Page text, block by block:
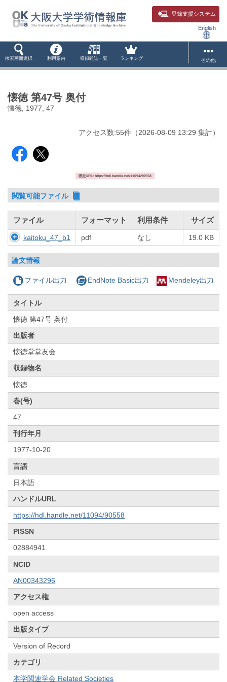
登録支援システム
English
検索画面選択 利用案内 収録雑誌一覧 ランキング その他
懐徳 第47号 奥付
懐徳, 1977, 47
アクセス数:55件 （2026-08-09 13:29 集計）
固定URL: https://hdl.handle.net/11094/90558
閲覧可能ファイル
ファイル フォーマット 利用条件 サイズ
kaitoku_47_b1 pdf なし 19.0 KB
論文情報
ファイル出力 EndNote Basic出力 Mendeley出力
タイトル
懐徳 第47号 奥付
出版者
懐徳堂堂友会
収録物名
懐徳
巻(号)
47
刊行年月
1977-10-20
言語
日本語
ハンドルURL
https://hdl.handle.net/11094/90558
PISSN
02884941
NCID
AN00343296
アクセス権
open access
出版タイプ
Version of Record
カテゴリ
本学関連学会 Related Societies